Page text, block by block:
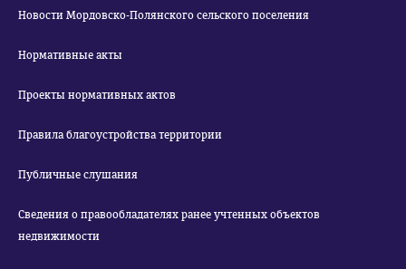
Новости Мордовско-Полянского сельского поселения
Нормативные акты
Проекты нормативных актов
Правила благоустройства территории
Публичные слушания
Сведения о правообладателях ранее учтенных объектов
недвижимости